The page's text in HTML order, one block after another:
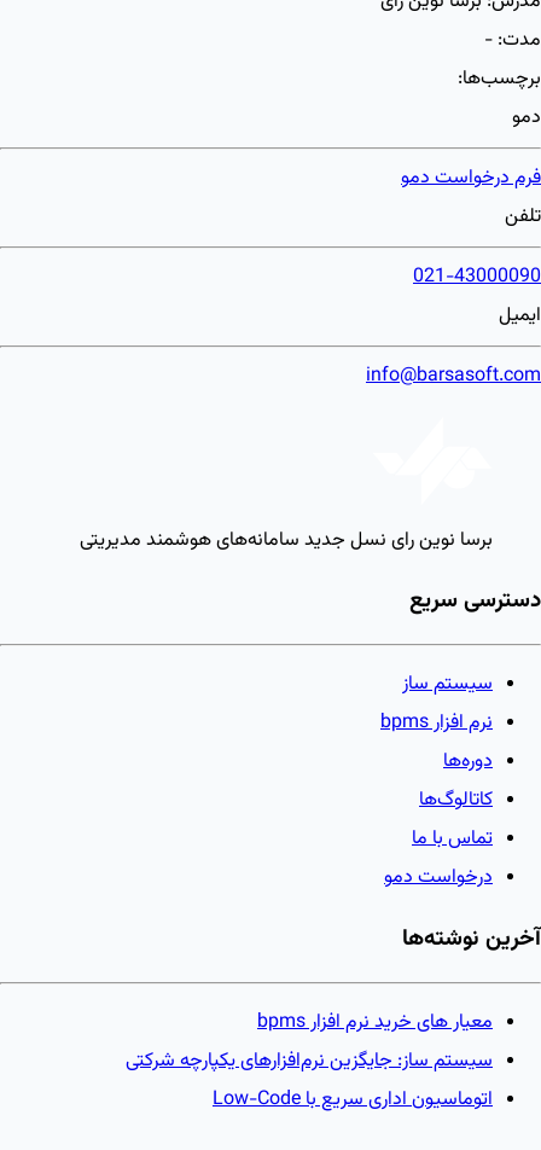
مدت: -
برچسب‌ها:
دمو
فرم درخواست دمو
تلفن
021-43000090
ایمیل
info@barsasoft.com
برسا نوین رای نسل جدید سامانه‌های هوشمند مدیریتی
دسترسی سریع
سیستم ساز
نرم افزار bpms
دوره‌ها
کاتالوگ‌ها
تماس با ما
درخواست دمو
آخرین نوشته‌ها
معیار های خرید نرم افزار bpms
سیستم ساز: جایگزین نرم‌افزارهای یکپارچه شرکتی
اتوماسیون اداری سریع با Low-Code